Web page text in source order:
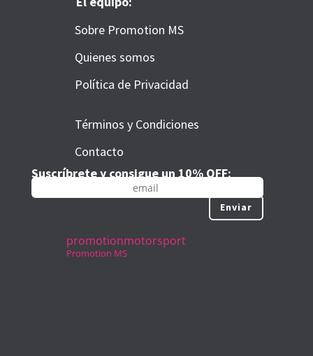
Sobre Promotion MS
Quienes somos
Política de Privacidad
Términos y Condiciones
Contacto
Suscríbrete y consigue un 10% OFF:
Enviar
promotionmotorsport
Promotion MS